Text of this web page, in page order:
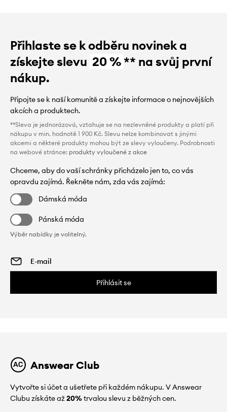
Přihlaste se k odběru novinek a
získejte slevu 20 %** na svůj první
nákup.
Připojte se k naší komunitě a získejte informace o nejnovějších
akcích a produktech.
**Sleva je jednorázová, vztahuje se na nezlevněné produkty a platí při
nákupu v min. hodnotě 1 900 Kč. Slevu nelze kombinovat s jinými
akcemi a některé produkty mohou být ze slevy vyloučeny. Podrobnosti
na webové stránce: produkty vyloučené z akce
Chceme, aby do vaší schránky přicházelo jen to, co vás
opravdu zajímá. Řekněte nám, zda vás zajímá:
Dámská móda
Pánská móda
Výběr nabídky je volitelný.
Přihlásit se
Answear Club
Vytvořte si účet a ušetřete při každém nákupu. V Answear
Clubu získáte až20%trvalou slevu z běžných cen.